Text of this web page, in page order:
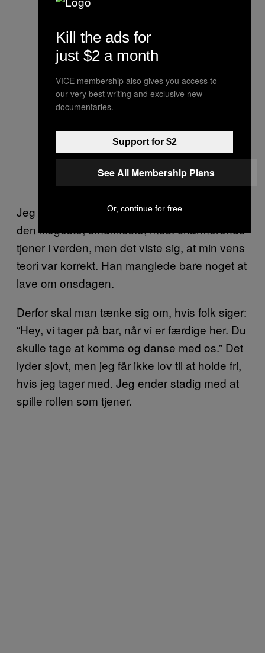
Jeg troede, at professoren syntes, jeg var
den klogeste, smukkeste, mest charmerende
tjener i verden, men det viste sig, at min vens
teori var korrekt. Han manglede bare noget at
lave om onsdagen.
Derfor skal man tænke sig om, hvis folk siger:
“Hey, vi tager på bar, når vi er færdige her. Du
skulle tage at komme og danse med os.” Det
lyder sjovt, men jeg får ikke lov til at holde fri,
hvis jeg tager med. Jeg ender stadig med at
spille rollen som tjener.
Kill the ads for
just $2 a month
VICE membership also gives you access to
our very best writing and exclusive new
documentaries.
Support for $2
See All Membership Plans
Or, continue for free